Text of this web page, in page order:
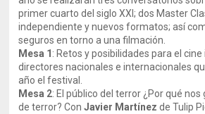
primer cuarto del siglo XXI; dos Master
independiente y nuevos formatos; así
seguros en torno a una filmación.
Mesa 1 : Retos y posibilidades para el
directores nacionales e internacionales
año el festival.
Mesa 2: El público del terror ¿Por qué
de terror? ConJavier Martínez de Tulip